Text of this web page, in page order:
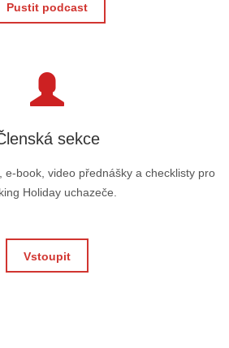
Pustit podcast
sekce
e-book, video přednášky a checklisty pro
Holiday uchazeče.
Vstoupit